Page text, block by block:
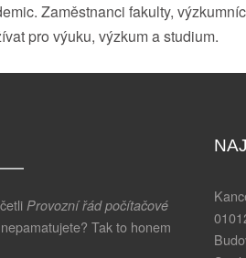
Zaměstnanci fakulty,
pro výuku, výzkum a studium.
Provozní řád počítačové
Tak to honem